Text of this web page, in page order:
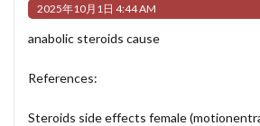
2025年10月1日 4:44 AM
anabolic steroids cause
References:
Steroids side effects female (